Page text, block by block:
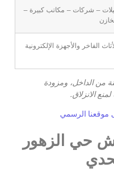
– شركات – مكاتب كبيرة –
الفاخر والأجهزة الإلكترونية
من الداخل، ومزودة
الانزلاق.
موقعنا الرسمي
حي الزهور